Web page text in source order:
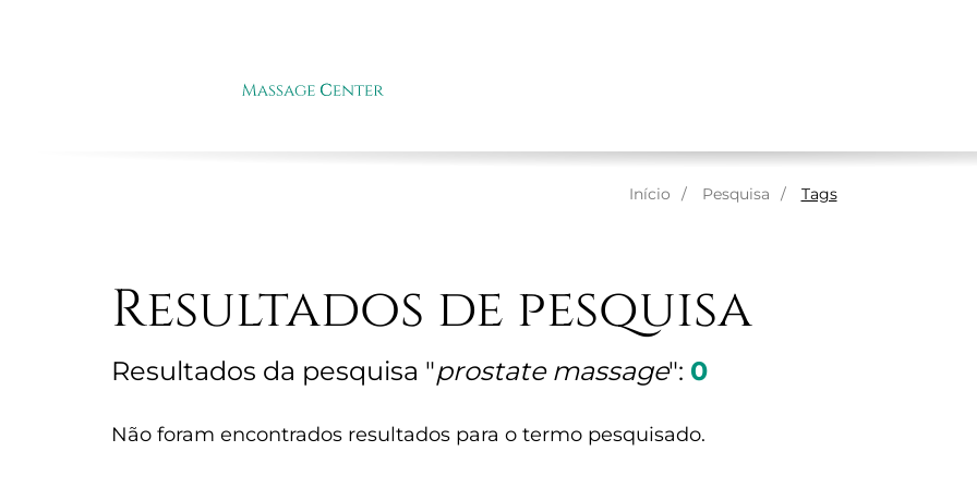
Início Pesquisa Tags
Resultados de pesquisa
Resultados da pesquisa "prostate massage": 0
Não foram encontrados resultados para o termo pesquisado.